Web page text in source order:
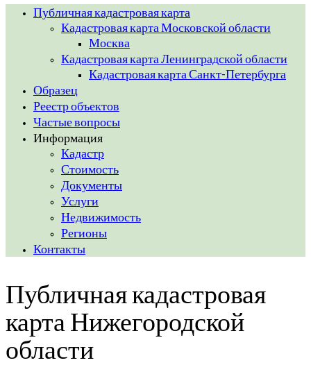
Публичная кадастровая карта
Кадастровая карта Московской области
Москва
Кадастровая карта Ленинградской области
Кадастровая карта Санкт-Петербурга
Образец
Реестр объектов
Частые вопросы
Информация
Кадастр
Стоимость
Документы
Услуги
Недвижимость
Регионы
Контакты
Публичная кадастровая
карта Нижегородской
области